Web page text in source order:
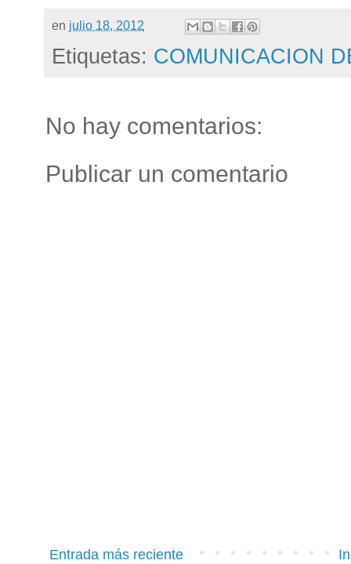
en julio 18, 2012
Etiquetas: COMUNICACION
No hay comentarios:
Publicar un comentario
Entrada más reciente